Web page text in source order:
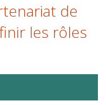
de
les rôles